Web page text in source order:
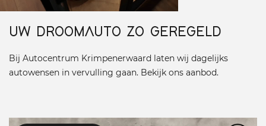
UW DROOMAUTO ZO GEREGELD
Bij Autocentrum Krimpenerwaard laten wij dagelijks
autowensen in vervulling gaan. Bekijk ons aanbod.